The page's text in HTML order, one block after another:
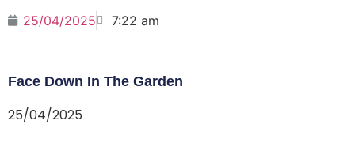
25/04/2025 7:22 am
Face Down In The Garden
25/04/2025